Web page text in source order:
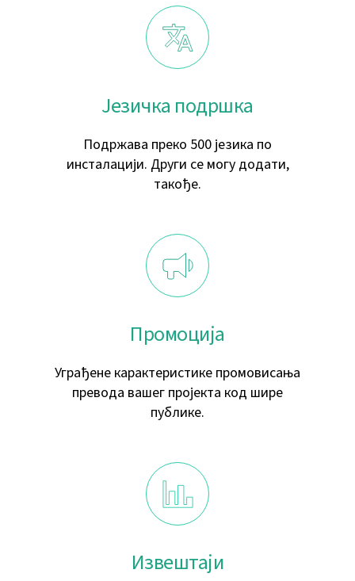
Језичка подршка
Подржава преко 500 језика по
инсталацији. Други се могу додати,
такође.
Промоција
Уграђене карактеристике промовисања
превода вашег пројекта код шире
публике.
Извештаји